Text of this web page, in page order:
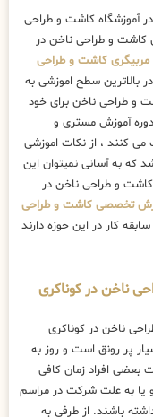
در آموزشگاه کاشت و طراحی
کاشت و طراحی ناخن در
کاشت و طراحی
بالاترین سطح اموزشی به
و طراحی ناخن برای خود
آموزش مستری و
کنند ، از نکات اموزشی
که به آسانی نمیتوان این
کاشت و طراحی ناخن در
تخصصی کاشت و طراحی
گذرانده اند و یا حداقل 5 سال سابقه کار در این حوزه دارند
ناخن در کوناکری
ناخن در کوناکری
پر رونق است و روز به
بعضی افراد زمان کافی
یا به علت شرکت در مراسم
باشند. از طرفی به